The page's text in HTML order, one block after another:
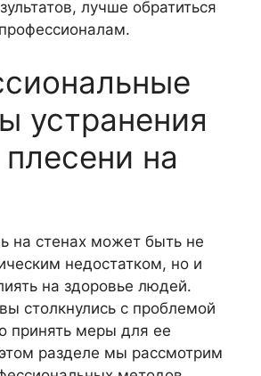
лучше обратиться
устранения
на
на стенах может быть не
недостатком, но и
на здоровье людей.
столкнулись с проблемой
принять меры для ее
разделе мы рассмотрим